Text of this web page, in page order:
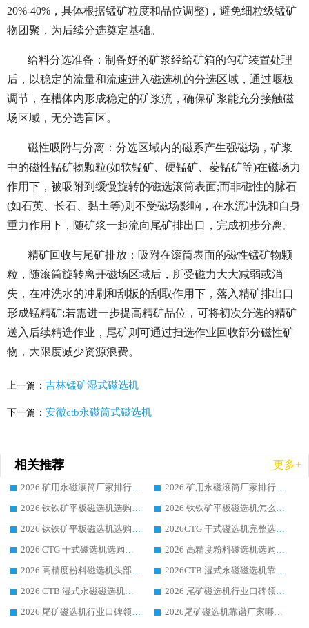
20%-40%，具体根据锰矿粒度和品位调整)，避免细粒级锰矿
物团聚，为后续分选奠定基础。
给料分选准备：制备好的矿浆经给矿箱的匀矿装置处理
后，以稳定的流量和流速进入磁选机的分选区域，通过堰板
调节，在槽体内形成稳定的矿浆流，确保矿浆能充分接触磁
场区域，无分选盲区。
磁性吸附与分离：分选区域内的磁系产生强磁场，矿浆
中的磁性锰矿物颗粒(如软锰矿、硬锰矿、菱锰矿等)在磁场力
作用下，被吸附到缓慢旋转的磁选滚筒表面;而非磁性的脉石
(如石英、长石、黏土等)则不受磁场影响，在水流冲洗和自身
重力作用下，随矿浆一起流向尾矿排出口，完成初步分离。
精矿回收与尾矿排放：吸附在滚筒表面的磁性锰矿物颗
粒，随滚筒旋转离开磁场区域后，所受磁力大大减弱或消
失，在冲洗水的冲刷和刮板的刮取作用下，落入精矿排出口
形成锰精矿;若需进一步提高精矿品位，可将初次分选的精矿
送入后续精选作业，尾矿则可通过扫选作业回收部分磁性矿
物，大限度减少资源浪费。
上一篇： 吉林锰矿湿式磁选机
下一篇： 安徽ctb永磁筒式磁选机
相关推荐 更多+
2026 矿用永磁滚筒厂家排行榜选购干货指南 行业口碑标杆华体会手机网页版-华体会(中国) 实力出众
2026 矿用永磁滚筒厂家排行榜选购指南，行业口碑领域强者华体会手机网页版-华体会(中国)
2026 钛铁矿平板磁选机选购全攻略 市场公认优质品牌厂家实力排行榜
2026 钛铁矿平板磁选机怎么选 靠谱生产企业实力排行榜选购参考攻略
2026 钛铁矿平板磁选机选购指南 行业口碑优选品牌生产企业实力排行榜
2026CTG 干式磁选机完整选购指南 行业口碑顶尖靠谱生产龙头厂家实力推荐
2026 CTG 干式磁选机选购指南|行业口碑靠谱生产厂家领域强者推荐
2026 高精度粉料磁选机选购全攻略 行业优质品牌华体会手机网页版-华体会(中国) 实力深度解析
2026 高精度粉料磁选机头部厂家选购指南 行业口碑靠谱品牌推荐 领域强者华体会手机网页版-华体会(中国) 解析
2026CTB 湿式永磁磁选机靠谱厂家实力排行榜 铁矿选矿设备采购全流程选购指南
2026 CTB 湿式永磁磁选机选购指南|行业口碑良好品牌推荐，领域强者华体会手机网页版-华体会(中国)
2026 尾矿磁选机行业口碑领域强者，源头直供国内主流厂家华体会手机网页版-华体会(中国) 一站式服务
2026 尾矿磁选机行业口碑领域强者，源头直供国内主流厂家华体会手机网页版-华体会(中国) 一站式服务
2026尾矿磁选机靠谱厂家哪家好 行业口碑领域强者华体会手机网页版-华体会(中国) 推荐